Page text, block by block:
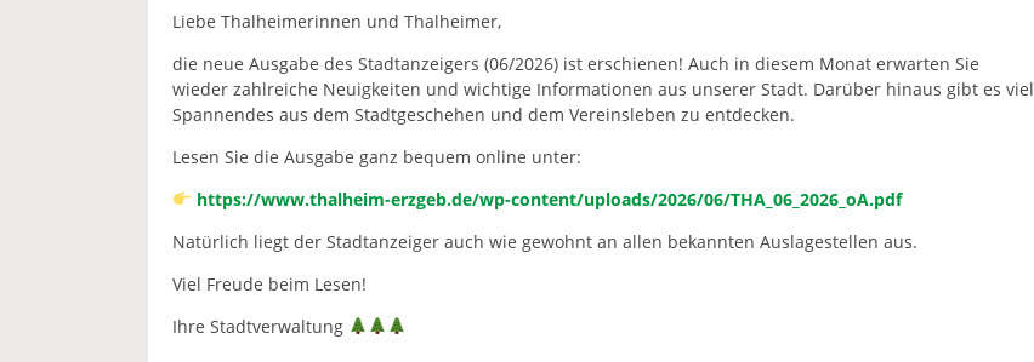
Liebe Thalheimerinnen und Thalheimer,
die neue Ausgabe des Stadtanzeigers (06/2026) ist erschienen! Auch in diesem Monat erwarten Sie
wieder zahlreiche Neuigkeiten und wichtige Informationen aus unserer Stadt. Darüber hinaus gibt es viel
Spannendes aus dem Stadtgeschehen und dem Vereinsleben zu entdecken.
Lesen Sie die Ausgabe ganz bequem online unter:
https://www.thalheim-erzgeb.de/wp-content/uploads/2026/06/THA_06_2026_oA.pdf
Natürlich liegt der Stadtanzeiger auch wie gewohnt an allen bekannten Auslagestellen aus.
Viel Freude beim Lesen!
Ihre Stadtverwaltung